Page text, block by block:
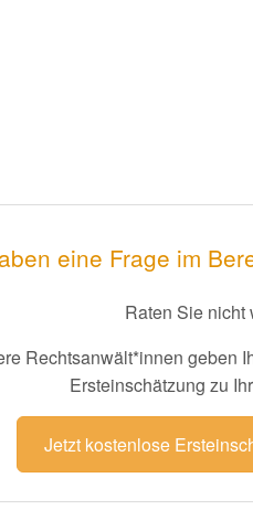
eine Frage im
Raten Sie nicht
Rechtsanwält*innen geben
Ersteinschätzung zu
Jetzt kostenlose